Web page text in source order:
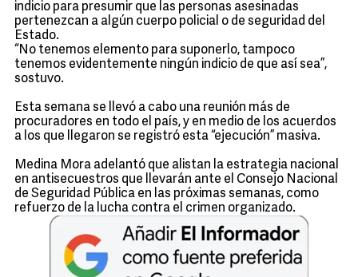
indicio para presumir que las personas asesinadas
pertenezcan a algún cuerpo policial o de seguridad del
Estado.
“No tenemos elemento para suponerlo, tampoco
tenemos evidentemente ningún indicio de que así sea”,
sostuvo.
Esta semana se llevó a cabo una reunión más de
procuradores en todo el país, y en medio de los acuerdos
a los que llegaron se registró esta “ejecución” masiva.
Medina Mora adelantó que alistan la estrategia nacional
en antisecuestros que llevarán ante el Consejo Nacional
de Seguridad Pública en las próximas semanas, como
refuerzo de la lucha contra el crimen organizado.